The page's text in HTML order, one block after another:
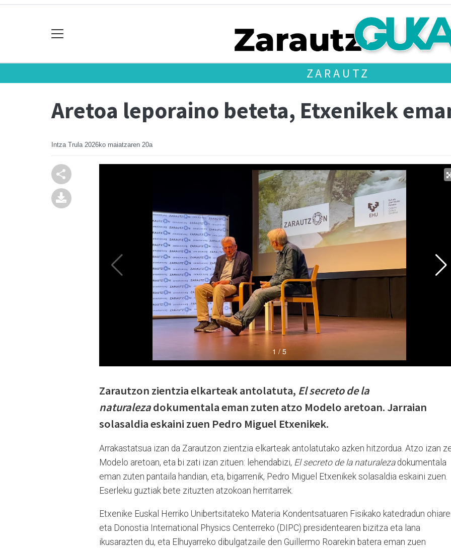
ZARAUTZ
Aretoa leporaino beteta, Etxenikek
Intza Trula 2026ko maiatzaren 20a
Zarautzon zientzia elkarteak antolatuta, El secreto de la
naturalezadokumentala eman zuten atzo Modelo aretoan. Jarraian
solasaldia eskaini zuen Pedro Miguel Etxenikek.
Arrakastatsua izan da Zarautzon zientzia elkarteak antolatutako azken hitzordua. Atzo izan
Modelo aretoan, eta bi zati izan zituen: lehendabizi, El secreto de la naturaleza dokumentala
eman zuten pantaila handian, eta, bigarrenik, Pedro Miguel Etxenikek solasaldia eskaini zuen.
Eserleku guztiak bete zituzten atzokoan herritarrek.
Etxenike Euskal Herriko Unibertsitateko Materia Kondentsatuaren Fisikako katedradun
eta Donostia International Physics Centerreko (DIPC) presidentearen bizitza eta lana
ikusarazten du, eta Elhuyarreko dibulgatzaile den Guillermo Roarekin batera eman zuen